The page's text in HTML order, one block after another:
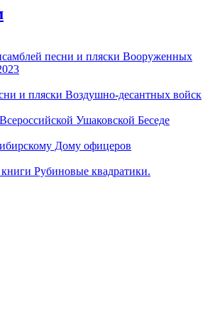
песни и пляски Вооруженных
и пляски Воздушно-десантных войск
Ушаковской Беседе
Дому офицеров
Рубиновые квадратики.